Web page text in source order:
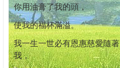
你用油膏了我的頭，
使我的福杯滿溢。
我一生一世必有恩惠慈愛隨著
我，